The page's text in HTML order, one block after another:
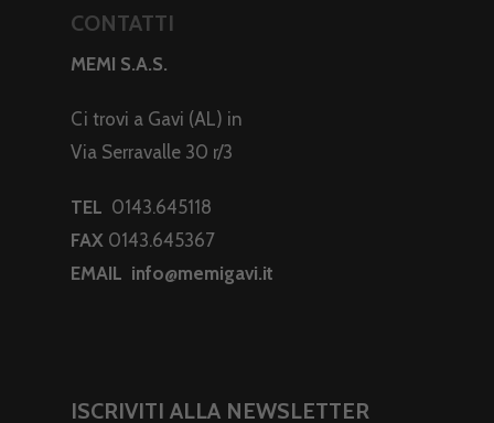
CONTATTI
MEMI S.A.S.
Ci trovi a Gavi (AL) in
Via Serravalle 30 r/3
TEL 0143.645118
FAX 0143.645367
EMAIL info@memigavi.it
ISCRIVITI ALLA NEWSLETTER